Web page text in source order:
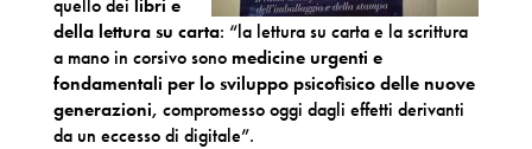
quello dei libri e
della lettura su carta: “la lettura su carta e la scrittura
a mano in corsivo sonomedicine urgenti e
fondamentali per lo sviluppo psicofisico delle nuove
generazioni, compromesso oggi dagli effetti derivanti
da un eccesso di digitale”.